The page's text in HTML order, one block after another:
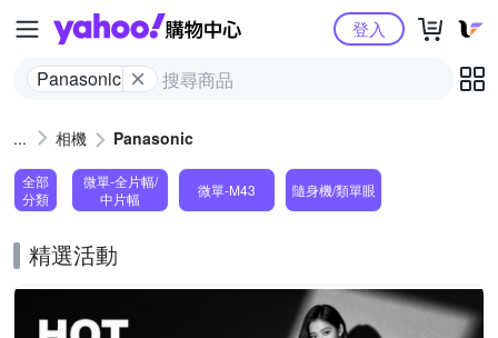
Yahoo購物中心
Panasonic
登入
相機 Panasonic
全部
分類
微單-全片幅/
中片幅
微單-M43 隨身機/類單眼
精選活動